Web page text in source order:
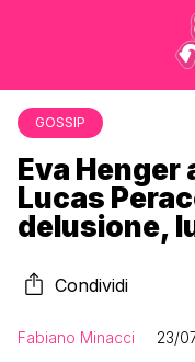
GOSSIP
Eva Henger
Lucas
delusione,
Condividi
Fabiano Minacci 23/